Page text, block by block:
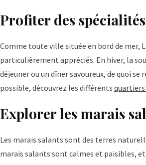
Profiter des
Comme toute ville située en bord de mer,
particulièrement appréciés. En hiver, la
déjeuner ou un dîner savoureux, de quoi
possible, découvrez les différents quartiers
Explorer les marais
Les marais salants sont des terres
marais salants sont calmes et paisibles,